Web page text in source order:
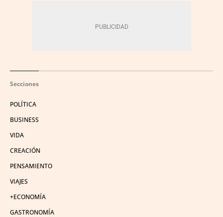
Secciones
POLÍTICA
BUSINESS
VIDA
CREACIÓN
PENSAMIENTO
VIAJES
+ECONOMÍA
GASTRONOMÍA